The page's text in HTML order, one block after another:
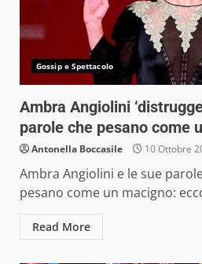
Gossip e Spettacolo
Ambra Angiolini
parole che pesano come
Antonella Boccasile 10 Ottobre
Ambra Angiolini e le sue
pesano come un macigno:
Read More